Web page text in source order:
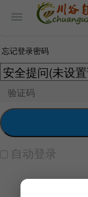
忘记登录密码
自动登录